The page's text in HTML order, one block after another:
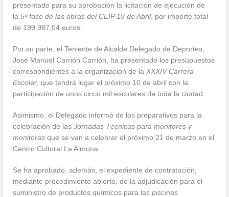
presentado para su aprobación la licitación de ejecución de
la5ª fase de las obras del CEIP 19 de Abril, por importe total
de 199.987,04 euros.
Por su parte, el Teniente de Alcalde Delegado de Deportes,
José Manuel Carrión Carrión, ha presentado los presupuestos
correspondientes a la organización de la XXXIV Carrera
Escolar , que tendrá lugar el próximo 10 de abril con la
participación de unos cinco mil escolares de toda la ciudad.
Asimismo, el Delegado informó de los preparativos para la
celebración de lasJornadas Técnicas para monitores y
monitorasque se van a celebrar el próximo 21 de marzo en el
Centro Cultural La Almona.
Se ha aprobado, además, el expediente de contratación,
mediante procedimiento abierto, de la adjudicación para el
suministro de productos químicos para laspiscinas